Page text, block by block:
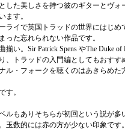
した美しさを持つ彼のギターとヴォ
ます。
ライで英国トラッドの世界にはじめ
った忘れられない作品です。
い。Sir Patrick Spens やThe Duke of
、トラッドの入門編としてもおすす
ル・フォークを聴くのはあきらめた
す。
ルもありそちらが初回という説が多
数的には赤の方が少ない印象です。